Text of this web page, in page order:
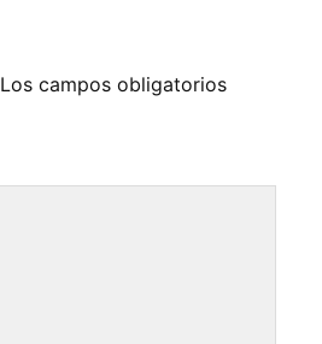
Los campos obligatorios